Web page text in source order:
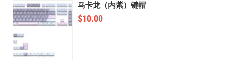
马卡龙（内紫）键帽
$10.00